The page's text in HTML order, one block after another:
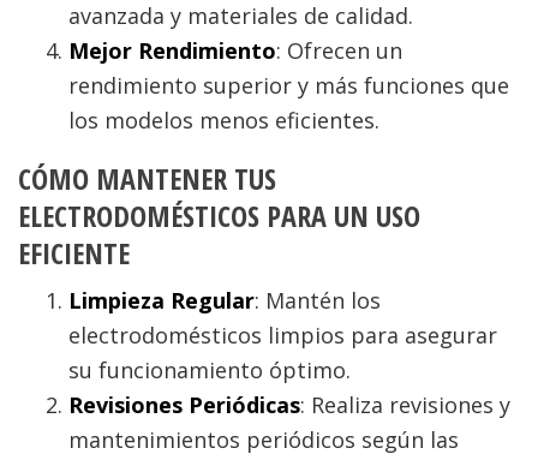
avanzada y materiales de calidad.
Mejor Rendimiento: Ofrecen un
rendimiento superior y más funciones que
los modelos menos eficientes.
CÓMO MANTENER TUS
ELECTRODOMÉSTICOS PARA UN USO
EFICIENTE
Limpieza Regular: Mantén los
electrodomésticos limpios para asegurar
su funcionamiento óptimo.
Revisiones Periódicas: Realiza revisiones y
mantenimientos periódicos según las